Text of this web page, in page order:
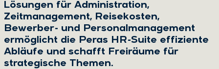
Lösungen für Administration,
Zeitmanagement, Reisekosten,
Bewerber- und Personalmanagement
ermöglicht die Peras HR-Suite effiziente
Abläufe und schafft Freiräume für
strategische Themen.